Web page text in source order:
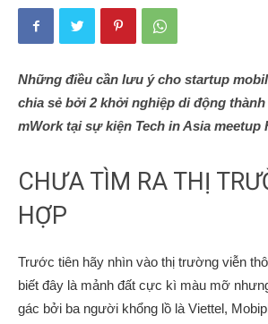
Những điều cần lưu ý cho startup
chia sẻ bởi 2 khởi nghiệp di động
mWork tại sự kiện Tech in Asia meetup
CHƯA TÌM RA THỊ
HỢP
Trước tiên hãy nhìn vào thị trường viễn
biết đây là mảnh đất cực kì màu mỡ
gác bởi ba người khổng lồ là Viettel,